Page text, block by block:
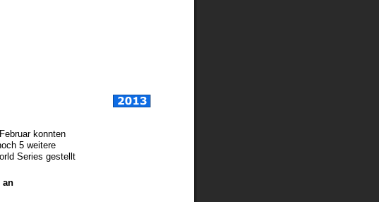
konnten
5 weitere
Series gestellt
an